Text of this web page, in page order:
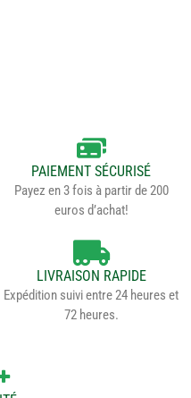
PAIEMENT SÉCURISÉ
Payez en 3 fois à partir de 200
euros d’achat!
LIVRAISON RAPIDE
Expédition suivi entre 24 heures et
72 heures.